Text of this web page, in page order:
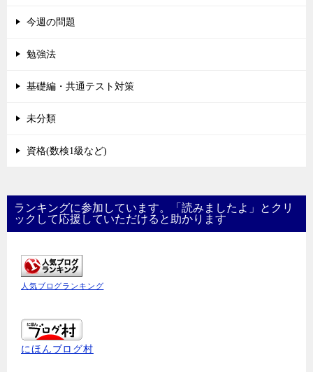
今週の問題
勉強法
基礎編・共通テスト対策
未分類
資格(数検1級など)
ランキングに参加しています。「読みましたよ」とクリ
ックして応援していただけると助かります
人気ブログランキング
にほんブログ村